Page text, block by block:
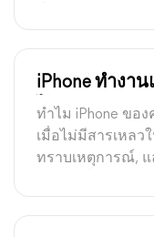
iPhone ทำงา
ไม่เปียก? 6 วิ
ทำไม iPhone ขอ
เมื่อไม่มีสารเหล
ทราบเหตุการณ์,